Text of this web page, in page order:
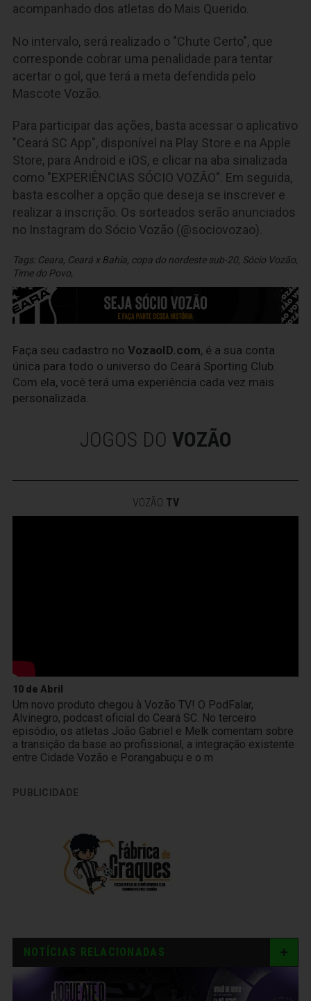
acompanhado dos atletas do Mais Querido.
No intervalo, será realizado o "Chute Certo", que
corresponde cobrar uma penalidade para tentar
acertar o gol, que terá a meta defendida pelo
Mascote Vozão.
Para participar das ações, basta acessar o aplicativo
"Ceará SC App", disponível na Play Store e na Apple
Store, para Android e iOS, e clicar na aba sinalizada
como "EXPERIÊNCIAS SÓCIO VOZÃO". Em seguida,
basta escolher a opção que deseja se inscrever e
realizar a inscrição. Os sorteados serão anunciados
no Instagram do Sócio Vozão (@sociovozao).
Tags: Ceara Ceará x Bahia copa do nordeste sub-20, Sócio Vozão
Time do Povo
Faça seu cadastro no VozaoID.com, é a sua conta
única para todo o universo do Ceará Sporting Club.
Com ela, você terá uma experiência cada vez mais
personalizada.
JOGOS DO VOZÃO
VOZÃO TV
10 de Abril
Um novo produto chegou à Vozão TV! O PodFalar,
Alvinegro, podcast oficial do Ceará SC. No terceiro
episódio, os atletas João Gabriel e Melk comentam sobre
a transição da base ao profissional, a integração existente
entre Cidade Vozão e Porangabuçu e o m
PUBLICIDADE
NOTÍCIAS RELACIONADAS